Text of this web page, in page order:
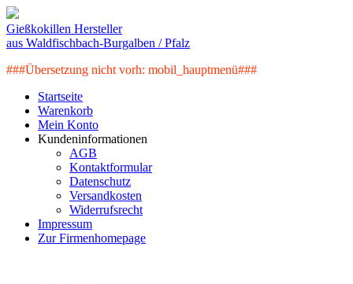
Gießkokillen Hersteller
aus Waldfischbach-Burgalben / Pfalz
###Übersetzung nicht vorh: mobil_hauptmenü###
Startseite
Warenkorb
Mein Konto
Kundeninformationen
AGB
Kontaktformular
Datenschutz
Versandkosten
Widerrufsrecht
Impressum
Zur Firmenhomepage